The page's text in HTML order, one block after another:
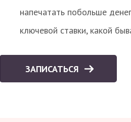
напечатать побольше
ключевой ставки, какой
ЗАПИСАТЬСЯ